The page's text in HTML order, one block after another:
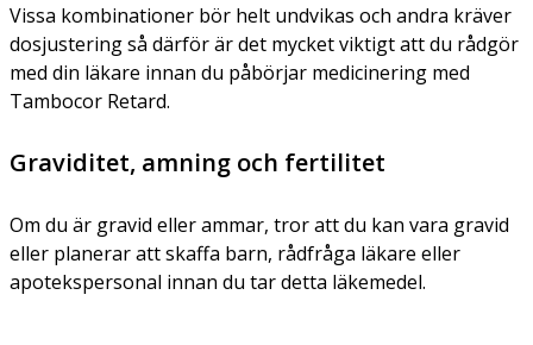
Vissa kombinationer bör helt undvikas och andra kräver
dosjustering så därför är det mycket viktigt att du rådgör
med din läkare innan du påbörjar medicinering med
Tambocor Retard.
Graviditet, amning och fertilitet
Om du är gravid eller ammar, tror att du kan vara gravid
eller planerar att skaffa barn, rådfråga läkare eller
apotekspersonal innan du tar detta läkemedel.